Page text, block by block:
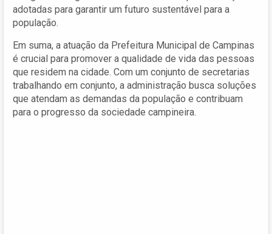
adotadas para garantir um futuro sustentável para a
população.
Em suma, a atuação da Prefeitura Municipal de Campinas
é crucial para promover a qualidade de vida das pessoas
que residem na cidade. Com um conjunto de secretarias
trabalhando em conjunto, a administração busca soluções
que atendam as demandas da população e contribuam
para o progresso da sociedade campineira.